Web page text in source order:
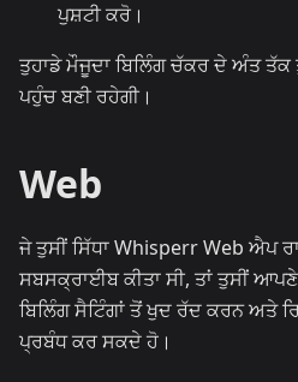
ਪੁਸ਼ਟੀ ਕਰੋ।
ਤੁਹਾਡੇ ਮੌਜੂਦਾ ਬਿਲਿੰਗ ਚੱਕਰ ਦੇ ਅੰਤ ਤੱਕ
ਪਹੁੰਚ ਬਣੀ ਰਹੇਗੀ।
Web
ਜੇ ਤੁਸੀਂ ਸਿੱਧਾ Whisperr Web ਐਪ
ਸਬਸਕ੍ਰਾਈਬ ਕੀਤਾ ਸੀ, ਤਾਂ ਤੁਸੀਂ
ਬਿਲਿੰਗ ਸੈਟਿੰਗਾਂ ਤੋਂ ਖੁਦ ਰੱਦ ਕਰਨ ਅਤੇ
ਪ੍ਰਬੰਧ ਕਰ ਸਕਦੇ ਹੋ।